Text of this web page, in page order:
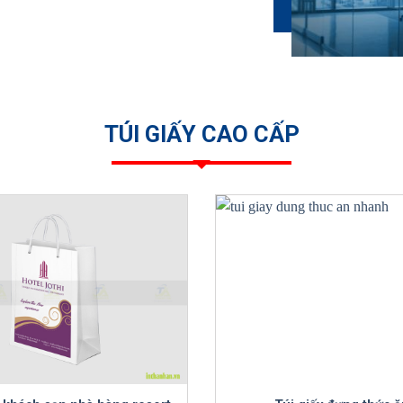
TÚI GIẤY CAO CẤP